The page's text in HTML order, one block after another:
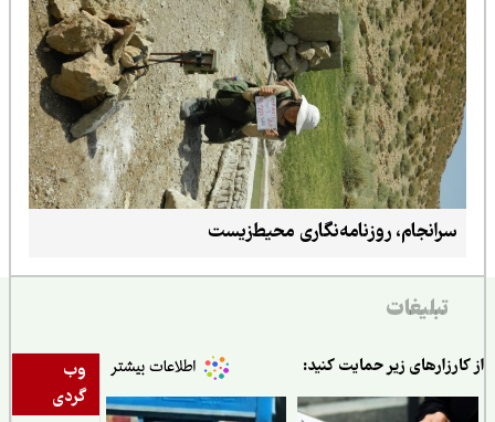
سرانجام، روزنامه‌نگاری محیط‌زیست
تبلیغات
وب
گردی
زیر حمایت کنید: